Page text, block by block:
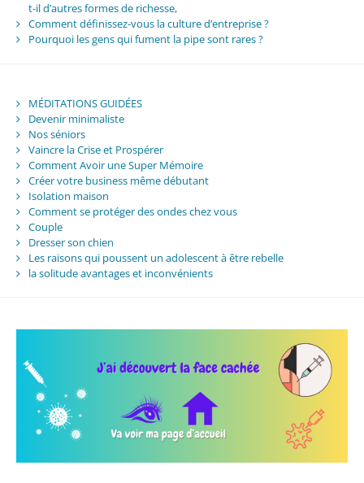
t-il d’autres formes de richesse,
Comment définissez-vous la culture d’entreprise ?
Pourquoi les gens qui fument la pipe sont rares ?
MÉDITATIONS GUIDÉES
Devenir minimaliste
Nos séniors
Vaincre la Crise et Prospérer
Comment Avoir une Super Mémoire
Créer votre business même débutant
Isolation maison
Comment se protéger des ondes chez vous
Couple
Dresser son chien
Les raisons qui poussent un adolescent à être rebelle
la solitude avantages et inconvénients